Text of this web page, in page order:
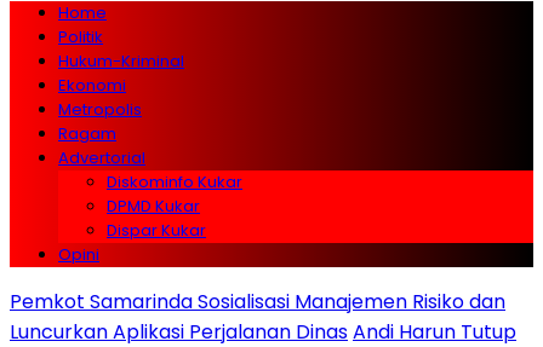
Home
Politik
Hukum-Kriminal
Ekonomi
Metropolis
Ragam
Advertorial
Diskominfo Kukar
DPMD Kukar
Dispar Kukar
Opini
Pemkot Samarinda Sosialisasi Manajemen Risiko dan
Luncurkan Aplikasi Perjalanan DinasAndi Harun Tutup